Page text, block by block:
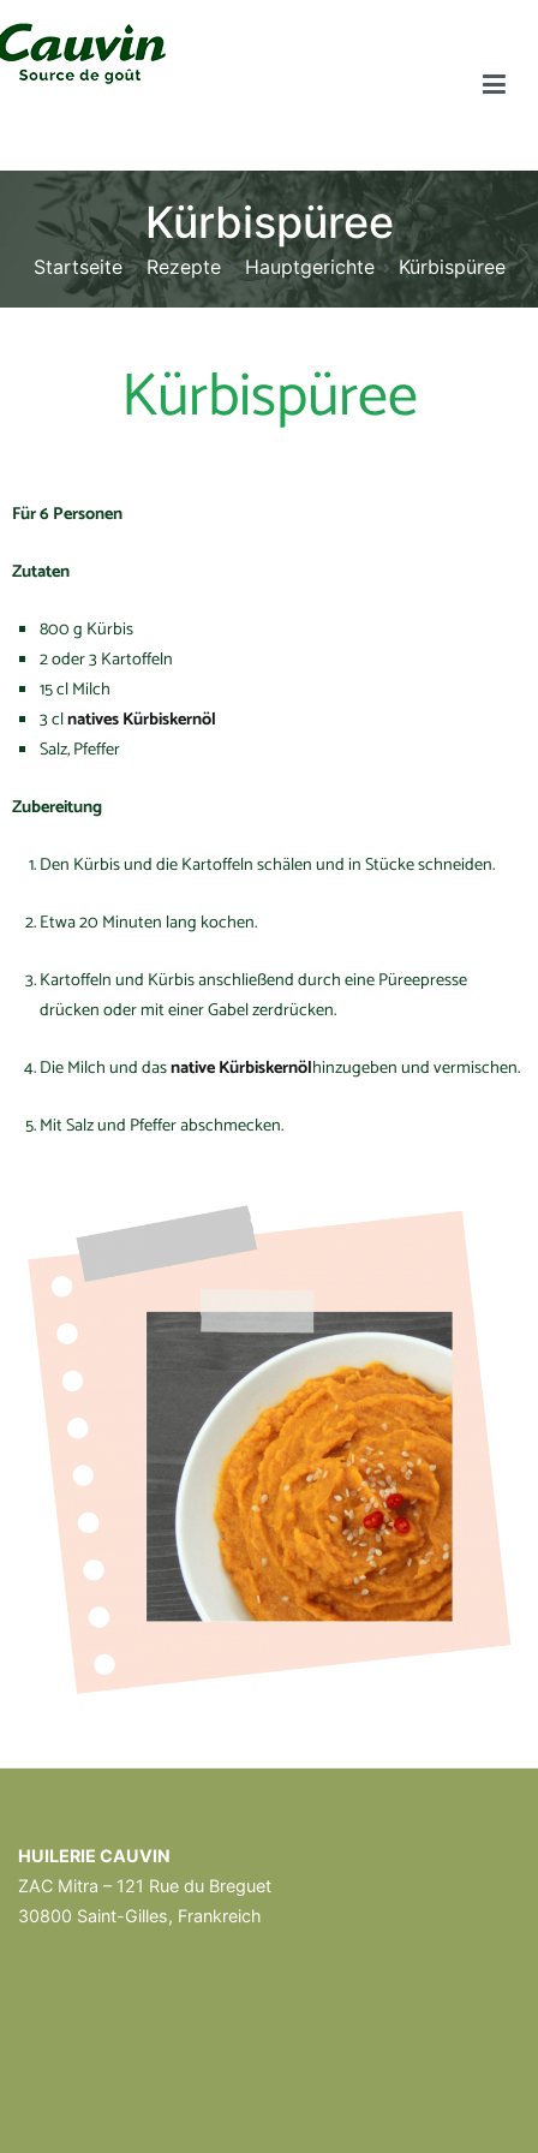
Kürbispüree
Startseite Rezepte Hauptgerichte Kürbispüree
Kürbispüree
Für 6 Personen
Zutaten
800 g Kürbis
2 oder 3 Kartoffeln
15 cl Milch
3 clnatives Kürbiskernöl
Salz, Pfeffer
Zubereitung
Den Kürbis und die Kartoffeln schälen und in Stücke schneiden.
Etwa 20 Minuten lang kochen.
Kartoffeln und Kürbis anschließend durch eine Püreepresse
drücken oder mit einer Gabel zerdrücken.
Die Milch und dasnative Kürbiskernölhinzugeben und vermischen.
Mit Salz und Pfeffer abschmecken.
HUILERIE CAUVIN
ZAC Mitra – 121 Rue du Breguet
30800 Saint-Gilles, Frankreich